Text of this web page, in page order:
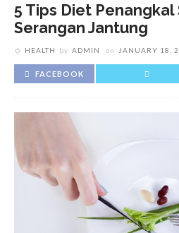
5 Tips Diet Penangkal
Serangan Jantung
HEALTH by ADMIN on JANUARY 18,
FACEBOOK